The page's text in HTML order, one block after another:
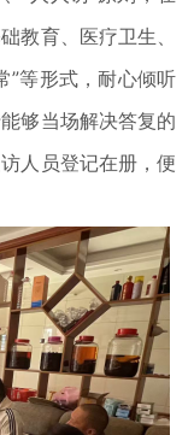
教育、医疗卫生、
”等形式，耐心倾听
够当场解决答复的
人员登记在册，便